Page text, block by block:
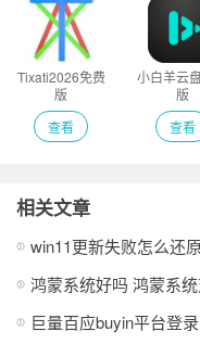
Tixati2026免费
版
查看
小白羊云
版
查看
相关文章
鸿蒙系统好吗 鸿蒙系
巨量百应buyin平台登